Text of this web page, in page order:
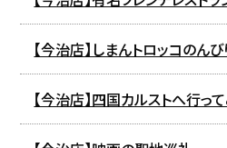
【今治店】しまんトロッコのん
【今治店】四国カルストへ行っ